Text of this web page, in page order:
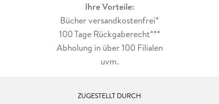
Ihre Vorteile:
Bücher versandkostenfrei*
100 Tage Rückgaberecht***
Abholung in über 100 Filialen
uvm.
ZUGESTELLT DURCH